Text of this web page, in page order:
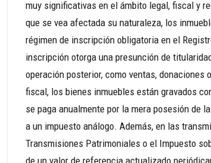
muy significativas en el ámbito legal, fiscal y
que se vea afectada su naturaleza, los
régimen de inscripción obligatoria en el
inscripción otorga una presunción de
operación posterior, como ventas,
fiscal, los bienes inmuebles están gravados
se paga anualmente por la mera posesión de
a un impuesto análogo. Además, en las
Transmisiones Patrimoniales o el Impuesto
de un valor de referencia actualizado